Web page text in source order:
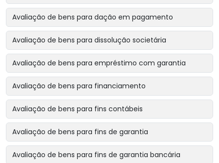
Avaliação de bens para dação em pagamento
Avaliação de bens para dissolução societária
Avaliação de bens para empréstimo com garantia
Avaliação de bens para financiamento
Avaliação de bens para fins contábeis
Avaliação de bens para fins de garantia
Avaliação de bens para fins de garantia bancária